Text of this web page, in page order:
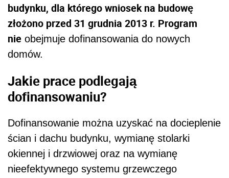
budynku, dla którego wniosek na budowę
złożono przed 31 grudnia 2013 r. Program
nie obejmuje dofinansowania do nowych
domów.
Jakie prace podlegają
dofinansowaniu?
Dofinansowanie można uzyskać na docieplenie
ścian i dachu budynku, wymianę stolarki
okiennej i drzwiowej oraz na wymianę
nieefektywnego systemu grzewczego